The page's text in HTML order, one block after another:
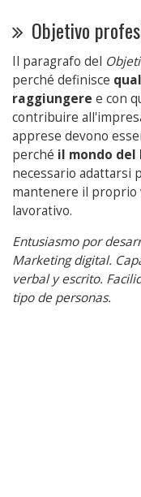
Objetivo
Il paragrafo del
perché definisce
raggiungere e con
contribuire
apprese devono
perché il mondo
necessario adattarsi
mantenere il proprio
lavorativo.
Entusiasmo por
Marketing digital.
verbal y escrito.
tipo de personas.